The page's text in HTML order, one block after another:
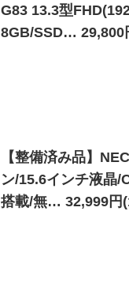
G83 13.3型
8GB/SSD… 29,800
【整備済み品】
ン/15.6インチ液晶/
搭載/無… 32,999円